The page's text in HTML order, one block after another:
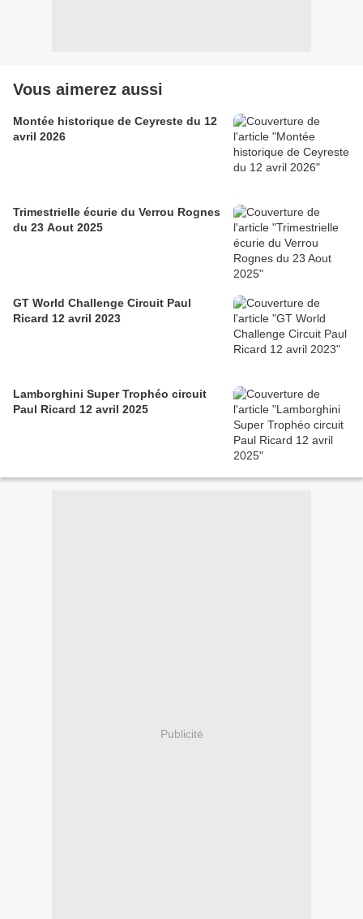
Vous aimerez aussi
Montée historique de Ceyreste du 12
avril 2026
Trimestrielle écurie du Verrou Rognes
du 23 Aout 2025
GT World Challenge Circuit Paul
Ricard 12 avril 2023
Lamborghini Super Trophéo circuit
Paul Ricard 12 avril 2025
Publicité